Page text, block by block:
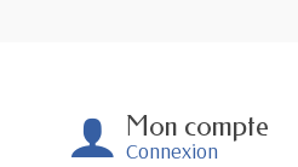
Mon compte
Connexion